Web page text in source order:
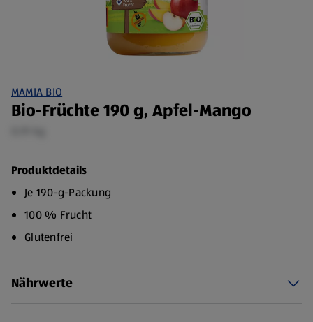
MAMIA BIO
Bio-Früchte 190 g, Apfel-Mango
Produktdetails
Je 190-g-Packung
100 % Frucht
Glutenfrei
Nährwerte